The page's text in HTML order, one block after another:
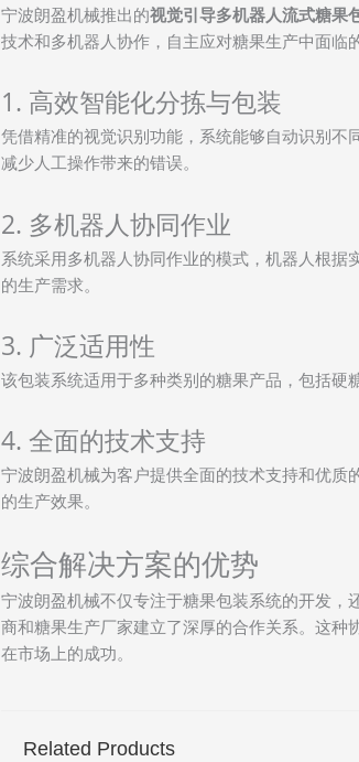
宁波朗盈机械推出的视觉引导多机器人流式糖果
技术和多机器人协作，自主应对糖果生产中面临
1. 高效智能化分拣与包装
凭借精准的视觉识别功能，系统能够自动识别
减少人工操作带来的错误。
2. 多机器人协同作业
系统采用多机器人协同作业的模式，机器人根
的生产需求。
3. 广泛适用性
该包装系统适用于多种类别的糖果产品，包括硬
4. 全面的技术支持
宁波朗盈机械为客户提供全面的技术支持和优
的生产效果。
综合解决方案的优势
宁波朗盈机械不仅专注于糖果包装系统的开发
商和糖果生产厂家建立了深厚的合作关系。这
在市场上的成功。
Related Products